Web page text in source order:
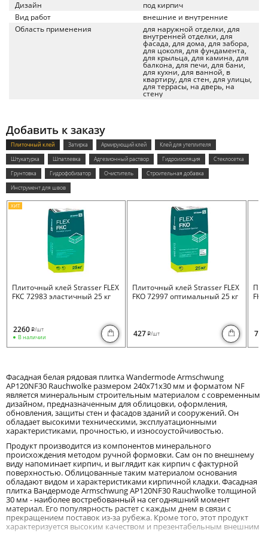
Дизайн
под кирпич
Вид работ
внешние и внутренние
Область применения
для наружной отделки, для
внутренней отделки, для
фасада, для дома, для забора,
для цоколя, для фундамента,
для крыльца, для камина, для
балкона, для печи, для бани,
для кухни, для ванной, в
квартиру, для стен, для улицы,
для террасы, на дверь, на
стену
Добавить к заказу
Плиточный клей Затирка Армирующий клей
Клей для утеплителя
Штукатурка
Шпатлевка Адгезионный раствор Гидроизоляция
Стеклосетка
Грунтовка
Гидрофобизатор Очиститель
Строительная добавка
Инструмент для швов
ХИТ
Плиточный клей Strasser FLEX
FKC 72983 эластичный 25 кг
2260 i/шт
В наличии
Плиточный клей Strasser FLEX
FKO 72997 оптимальный 25 кг
427 i/шт 730
Фасадная белая рядовая плитка Wandermode Armschwung
AP120NF30 Rauchwolke размером 240x71x30 мм и форматом NF
является минеральным строительным материалом с современным
дизайном, предназначенным для облицовки, оформления,
обновления, защиты стен и фасадов зданий и сооружений. Он
обладает высокими техническими, эксплуатационными
характеристиками, прочностью, и износоустойчивостью.
Продукт производится из компонентов минерального
происхождения методом ручной формовки. Сам он по внешнему
виду напоминает кирпич, и выглядит как кирпич с фактурной
поверхностью. Облицованные таким материалом основания
обладают видом и характеристиками кирпичной кладки. Фасадная
плитка Вандермоде Armschwung AP120NF30 Rauchwolke толщиной
30 мм - наиболее востребованный на сегодняшний момент
материал. Его популярность растет с каждым днем в связи с
прекращением поставок из-за рубежа. Кроме того, этот продукт
характеризуется высоким качеством и презентабельным внешним